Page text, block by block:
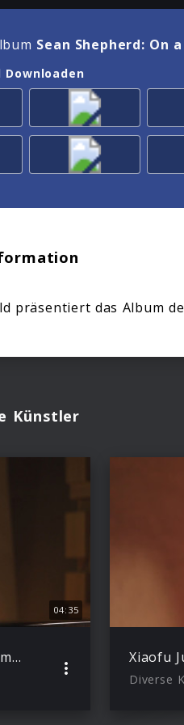
Sean Shepherd: On
Downloaden
präsentiert das Album
Künstler
04:35
Xiaofu Ju – W.A.Mozart: Lacrimosa from Requiem, K. 626 (Transcri. Xiaofu Ju)
Diverse